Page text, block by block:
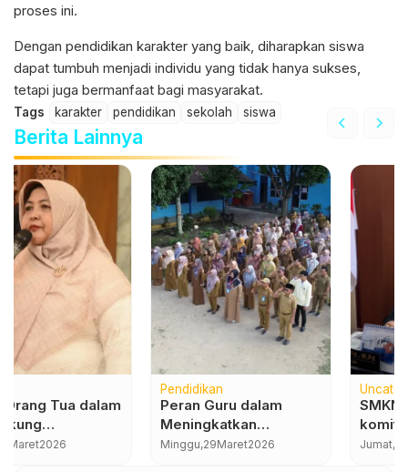
proses ini.
Dengan pendidikan karakter yang baik, diharapkan siswa
dapat tumbuh menjadi individu yang tidak hanya sukses,
tetapi juga bermanfaat bagi masyarakat.
Tags karakter pendidikan sekolah siswa
Berita Lainnya
SMKN 1 Kota Jambi
komitmen Salurkan
Dana PIP Tanpa
Jumat,3
Fasilitas Modern
Sekolah untuk
Mendukung
Minggu,29